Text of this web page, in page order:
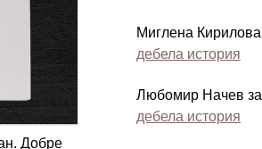
Добре
Миглена Кирилова
дебела история
Любомир Начев за
дебела история